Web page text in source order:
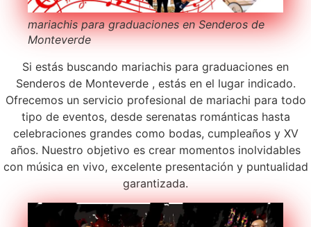
mariachis para graduaciones en Senderos de
Monteverde
Si estás buscando mariachis para graduaciones en
Senderos de Monteverde , estás en el lugar indicado.
Ofrecemos un servicio profesional de mariachi para todo
tipo de eventos, desde serenatas románticas hasta
celebraciones grandes como bodas, cumpleaños y XV
años. Nuestro objetivo es crear momentos inolvidables
con música en vivo, excelente presentación y puntualidad
garantizada.